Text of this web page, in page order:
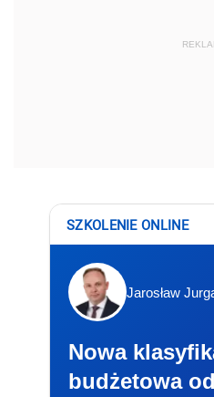
SZKOLENIE ONLINE
Jarosław
Nowa
budżetowa